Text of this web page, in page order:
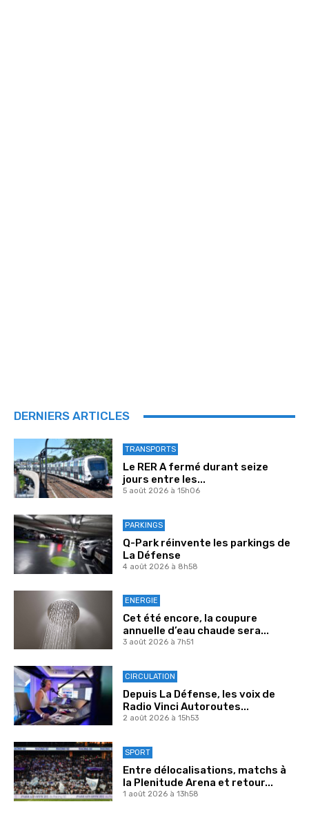
DERNIERS ARTICLES
TRANSPORTS
Le RER A fermé durant seize
jours entre les...
5 août 2026 à 15h06
PARKINGS
Q-Park réinvente les parkings de
La Défense
4 août 2026 à 8h58
ENERGIE
Cet été encore, la coupure
annuelle d’eau chaude sera...
3 août 2026 à 7h51
CIRCULATION
Depuis La Défense, les voix de
Radio Vinci Autoroutes...
2 août 2026 à 15h53
SPORT
Entre délocalisations, matchs à
la Plenitude Arena et retour...
1 août 2026 à 13h58